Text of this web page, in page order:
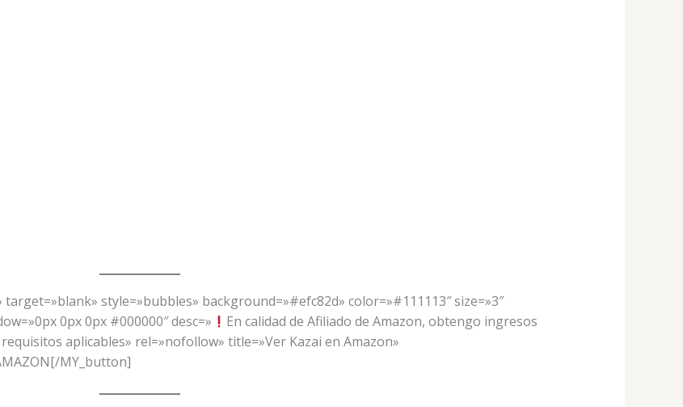
style=»bubbles» background=»#efc82d» color=»#111113″ size=»3″
0px 0px #000000″ desc=»
En calidad de Afiliado de Amazon, obtengo ingresos
aplicables» rel=»nofollow» title=»Ver Kazai en Amazon»
MY_button]